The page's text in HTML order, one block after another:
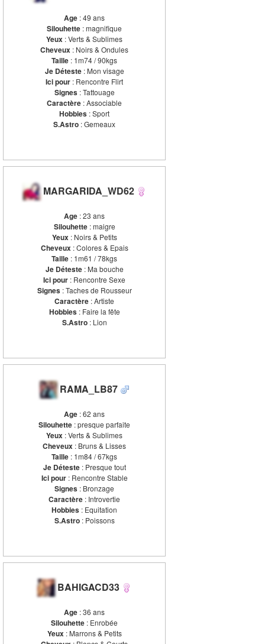
Age : 49 ans
Silouhette : magnifique
Yeux : Verts & Sublimes
Cheveux : Noirs & Ondules
Taille : 1m74 / 90kgs
Je Déteste: Mon visage
Ici pour : Rencontre Flirt
Signes: Tattouage
Caractère : Associable
Hobbies : Sport
S.Astro : Gemeaux
MARGARIDA_WD62
Age : 23 ans
Silouhette: maigre
Yeux : Noirs & Petits
Cheveux : Colores & Epais
Taille : 1m61 / 78kgs
Je Déteste: Ma bouche
Ici pour : Rencontre Sexe
Signes: Taches de Rousseur
Caractère : Artiste
Hobbies: Faire la fête
S.Astro: Lion
RAMA_LB87
Age : 62 ans
Silouhette : presque parfaite
Yeux : Verts & Sublimes
Cheveux : Bruns & Lisses
Taille : 1m84 / 67kgs
Je Déteste: Presque tout
Ici pour: Rencontre Stable
Signes : Bronzage
Caractère : Introvertie
Hobbies : Equitation
S.Astro: Poissons
BAHIGACD33
Age : 36 ans
Silouhette : Enrobée
Yeux : Marrons & Petits